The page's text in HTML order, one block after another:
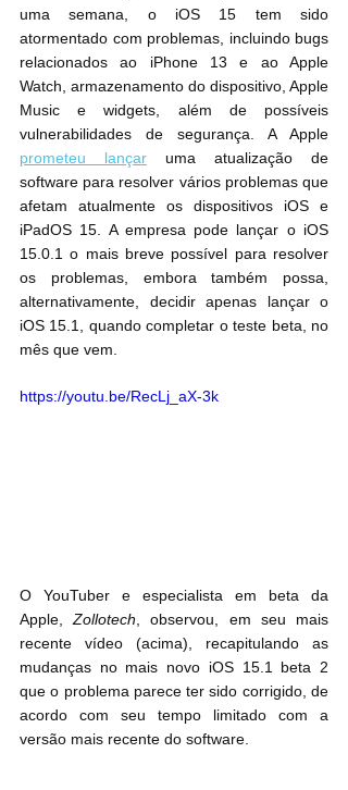
uma semana, o ‌iOS 15‌ tem sido
atormentado com problemas, incluindo bugs
relacionados ao ‌iPhone 13‌ e ao Apple
Watch, armazenamento do dispositivo, Apple
Music e widgets, além de possíveis
prometeu lançar uma atualização de
software para resolver vários problemas que
afetam atualmente os dispositivos iOS e
iPadOS 15. A empresa pode lançar o iOS
15.0.1 o mais breve possível para resolver
os problemas, embora também possa,
alternativamente, decidir apenas lançar o
iOS 15.1, quando completar o teste beta, no
mês que vem.
https://youtu.be/RecLj_aX-3k
O YouTuber e especialista em beta da
Apple, Zollotech , observou, em seu mais
recente vídeo (acima), recapitulando as
mudanças no mais novo iOS 15.1 beta 2
que o problema parece ter sido corrigido, de
acordo com seu tempo limitado com a
versão mais recente do software.